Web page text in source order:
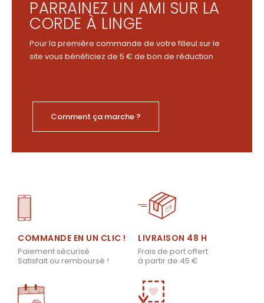
PARRAINEZ UN AMI SUR LA
CORDE À LINGE
Pour la première commande de votre filleul sur le
site vous bénéficiez de 5 € de bon de réduction
Comment ça marche ?
COMMANDE EN UN CLIC !
Paiement sécurisé
Satisfait ou remboursé !
LIVRAISON 48 H
Frais de port offert
à partir de 45 €